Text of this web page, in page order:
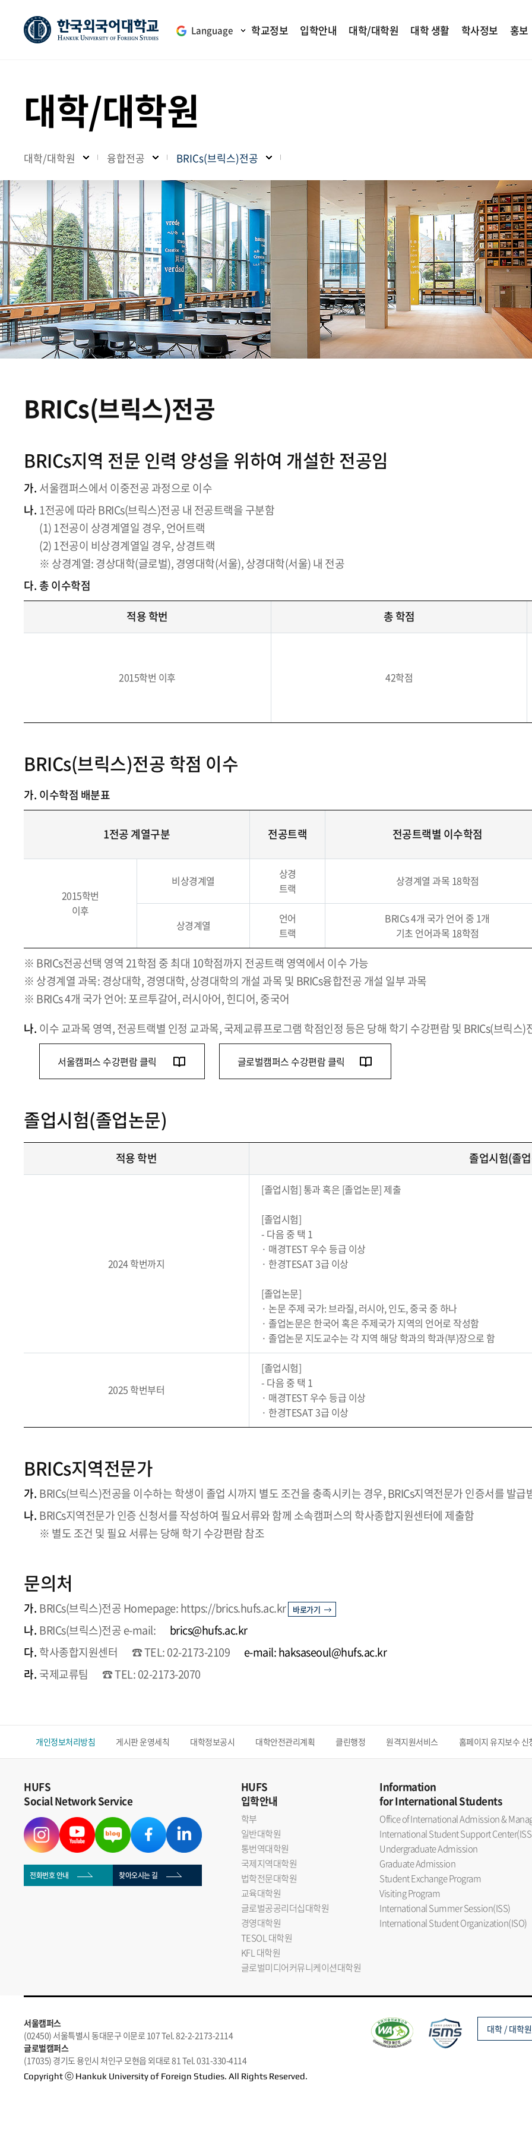
Language 학교정보 입학안내 대학/대학원 대학 생활 학사정보 홍보
대학/대학원
대학/대학원 융합전공 BRICs(브릭스)전공
BRICs(브릭스)전공
BRICs지역 전문 인력 양성을 위하여 개설한 전공임
가. 서울캠퍼스에서 이중전공 과정으로 이수
나. 1전공에 따라 BRICs(브릭스)전공 내 전공트랙을 구분함
(1) 1전공이 상경계열일 경우, 언어트랙
(2) 1전공이 비상경계열일 경우, 상경트랙
※ 상경계열: 경상대학(글로벌), 경영대학(서울), 상경대학(서울) 내 전공
다. 총 이수학점
적용 학번
총 학점
2015학번 이후 42학점
BRICs(브릭스)전공 학점 이수
가. 이수학점 배분표
1전공 계열구분 전공트랙 전공트랙별 이수학점
2015학번
이후
비상경계열
상경
트랙
상경계열 과목 18학점
상경계열
언어
트랙
BRICs 4개 국가 언어 중 1개
기초 언어과목 18학점
※ BRICs전공선택 영역 21학점 중 최대 10학점까지 전공트랙 영역에서 이수 가능
※ 상경계열 과목: 경상대학, 경영대학, 상경대학의 개설 과목 및 BRICs융합전공 개설 일부 과목
※ BRICs 4개 국가 언어: 포르투갈어, 러시아어, 힌디어, 중국어
나. 이수 교과목 영역, 전공트랙별 인정 교과목, 국제교류프로그램 학점인정 등은 당해 학기 수강편람 및 BRICs(브릭스)
서울캠퍼스 수강편람 클릭 글로벌캠퍼스 수강편람 클릭
졸업시험(졸업논문)
적용 학번 졸업시험(졸
2024 학번까지
[졸업시험] 통과 혹은 [졸업논문] 제출
[졸업시험]
- 다음 중 택 1
· 매경TEST 우수 등급 이상
· 한경TESAT 3급 이상
[졸업논문]
· 논문 주제 국가: 브라질, 러시아, 인도, 중국 중 하나
· 졸업논문은 한국어 혹은 주제국가 지역의 언어로 작성함
· 졸업논문 지도교수는 각 지역 해당 학과의 학과(부)장으로 함
2025 학번부터
[졸업시험]
- 다음 중 택 1
· 매경TEST 우수 등급 이상
· 한경TESAT 3급 이상
BRICs지역전문가
가. BRICs(브릭스)전공을 이수하는 학생이 졸업 시까지 별도 조건을 충족시키는 경우, BRICs지역전문가 인증서를 발급
나. BRICs지역전문가 인증 신청서를 작성하여 필요서류와 함께 소속캠퍼스의 학사종합지원센터에 제출함
※ 별도 조건 및 필요 서류는 당해 학기 수강편람 참조
문의처
가. BRICs(브릭스)전공 Homepage: https://brics.hufs.ac.kr 바로가기
나. BRICs(브릭스)전공 e-mail:
brics@hufs.ac.kr
다. 학사종합지원센터 ☎ TEL: 02-2173-2109
e-mail: haksaseoul@hufs.ac.kr
라. 국제교류팀 ☎ TEL: 02-2173-2070
개인정보처리방침 게시판 운영세칙 대학정보공시 대학안전관리계획 클린행정 원격지원서비스 홈페이지 유지보수 신
HUFS
Social Network Service
전화번호 안내 찾아오시는 길
HUFS
입학안내
학부
일반대학원
통번역대학원
국제지역대학원
법학전문대학원
교육대학원
글로벌공공리더십대학원
경영대학원
TESOL 대학원
KFL 대학원
글로벌미디어커뮤니케이션대학원
Information
for International Students
Office of International Admission &
International Student Support
Undergraduate Admission
Graduate Admission
Student Exchange Program
Visiting Program
International Summer Session(ISS)
International Student Organization(ISO)
서울캠퍼스
(02450) 서울특별시 동대문구 이문로 107 Tel. 82-2-2173-2114
글로벌캠퍼스
(17035) 경기도 용인시 처인구 모현읍 외대로 81 Tel. 031-330-4114
Copyright ⓒ Hankuk University of Foreign Studies. All Rights Reserved.
대학 / 대학원